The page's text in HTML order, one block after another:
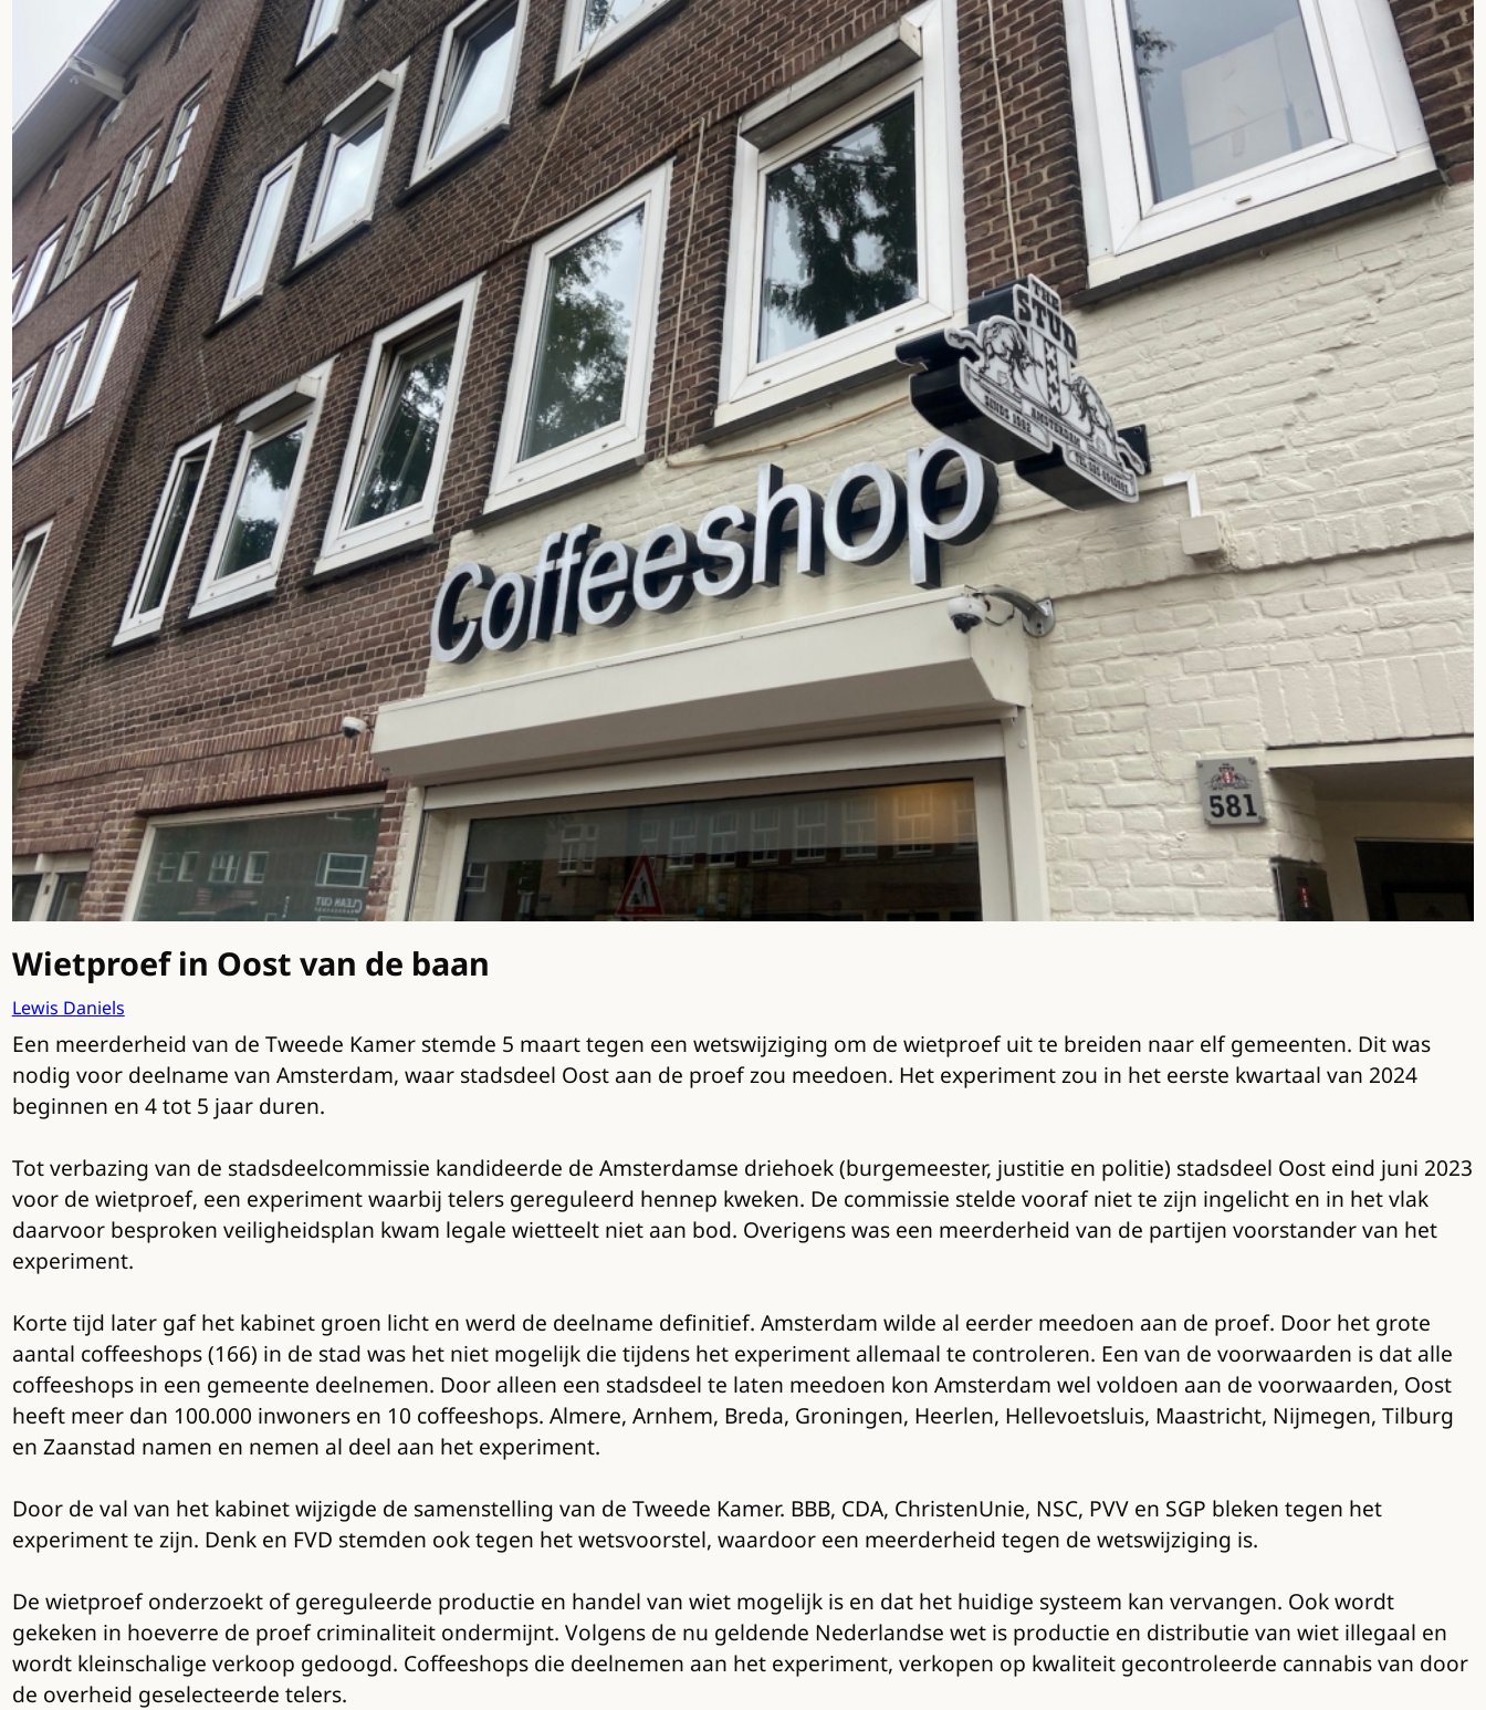
Wietproef in Oost van de baan
Lewis Daniels
Een meerderheid van de Tweede Kamer stemde 5 maart tegen een wetswijziging om de wietproef uit te breiden naar elf gemeenten. Dit was
nodig voor deelname van Amsterdam, waar stadsdeel Oost aan de proef zou meedoen. Het experiment zou in het eerste kwartaal van 2024
beginnen en 4 tot 5 jaar duren.
Tot verbazing van de stadsdeelcommissie kandideerde de Amsterdamse driehoek (burgemeester, justitie en politie) stadsdeel Oost eind juni 2023
voor de wietproef, een experiment waarbij telers gereguleerd hennep kweken. De commissie stelde vooraf niet te zijn ingelicht en in het vlak
daarvoor besproken veiligheidsplan kwam legale wietteelt niet aan bod. Overigens was een meerderheid van de partijen voorstander van het
experiment.
Korte tijd later gaf het kabinet groen licht en werd de deelname definitief. Amsterdam wilde al eerder meedoen aan de proef. Door het grote
aantal coffeeshops (166) in de stad was het niet mogelijk die tijdens het experiment allemaal te controleren. Een van de voorwaarden is dat alle
coffeeshops in een gemeente deelnemen. Door alleen een stadsdeel te laten meedoen kon Amsterdam wel voldoen aan de voorwaarden, Oost
heeft meer dan 100.000 inwoners en 10 coffeeshops. Almere, Arnhem, Breda, Groningen, Heerlen, Hellevoetsluis, Maastricht, Nijmegen, Tilburg
en Zaanstad namen en nemen al deel aan het experiment.
Door de val van het kabinet wijzigde de samenstelling van de Tweede Kamer. BBB, CDA, ChristenUnie, NSC, PVV en SGP bleken tegen het
experiment te zijn. Denk en FVD stemden ook tegen het wetsvoorstel, waardoor een meerderheid tegen de wetswijziging is.
De wietproef onderzoekt of gereguleerde productie en handel van wiet mogelijk is en dat het huidige systeem kan vervangen. Ook wordt
gekeken in hoeverre de proef criminaliteit ondermijnt. Volgens de nu geldende Nederlandse wet is productie en distributie van wiet illegaal en
wordt kleinschalige verkoop gedoogd. Coffeeshops die deelnemen aan het experiment, verkopen op kwaliteit gecontroleerde cannabis van door
de overheid geselecteerde telers.